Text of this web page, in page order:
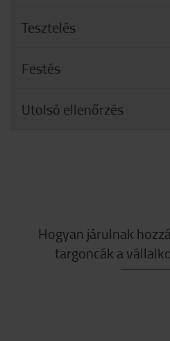
Tesztelés
Festés
Utolsó ellenőrzés
Hogyan járulnak
targoncák a